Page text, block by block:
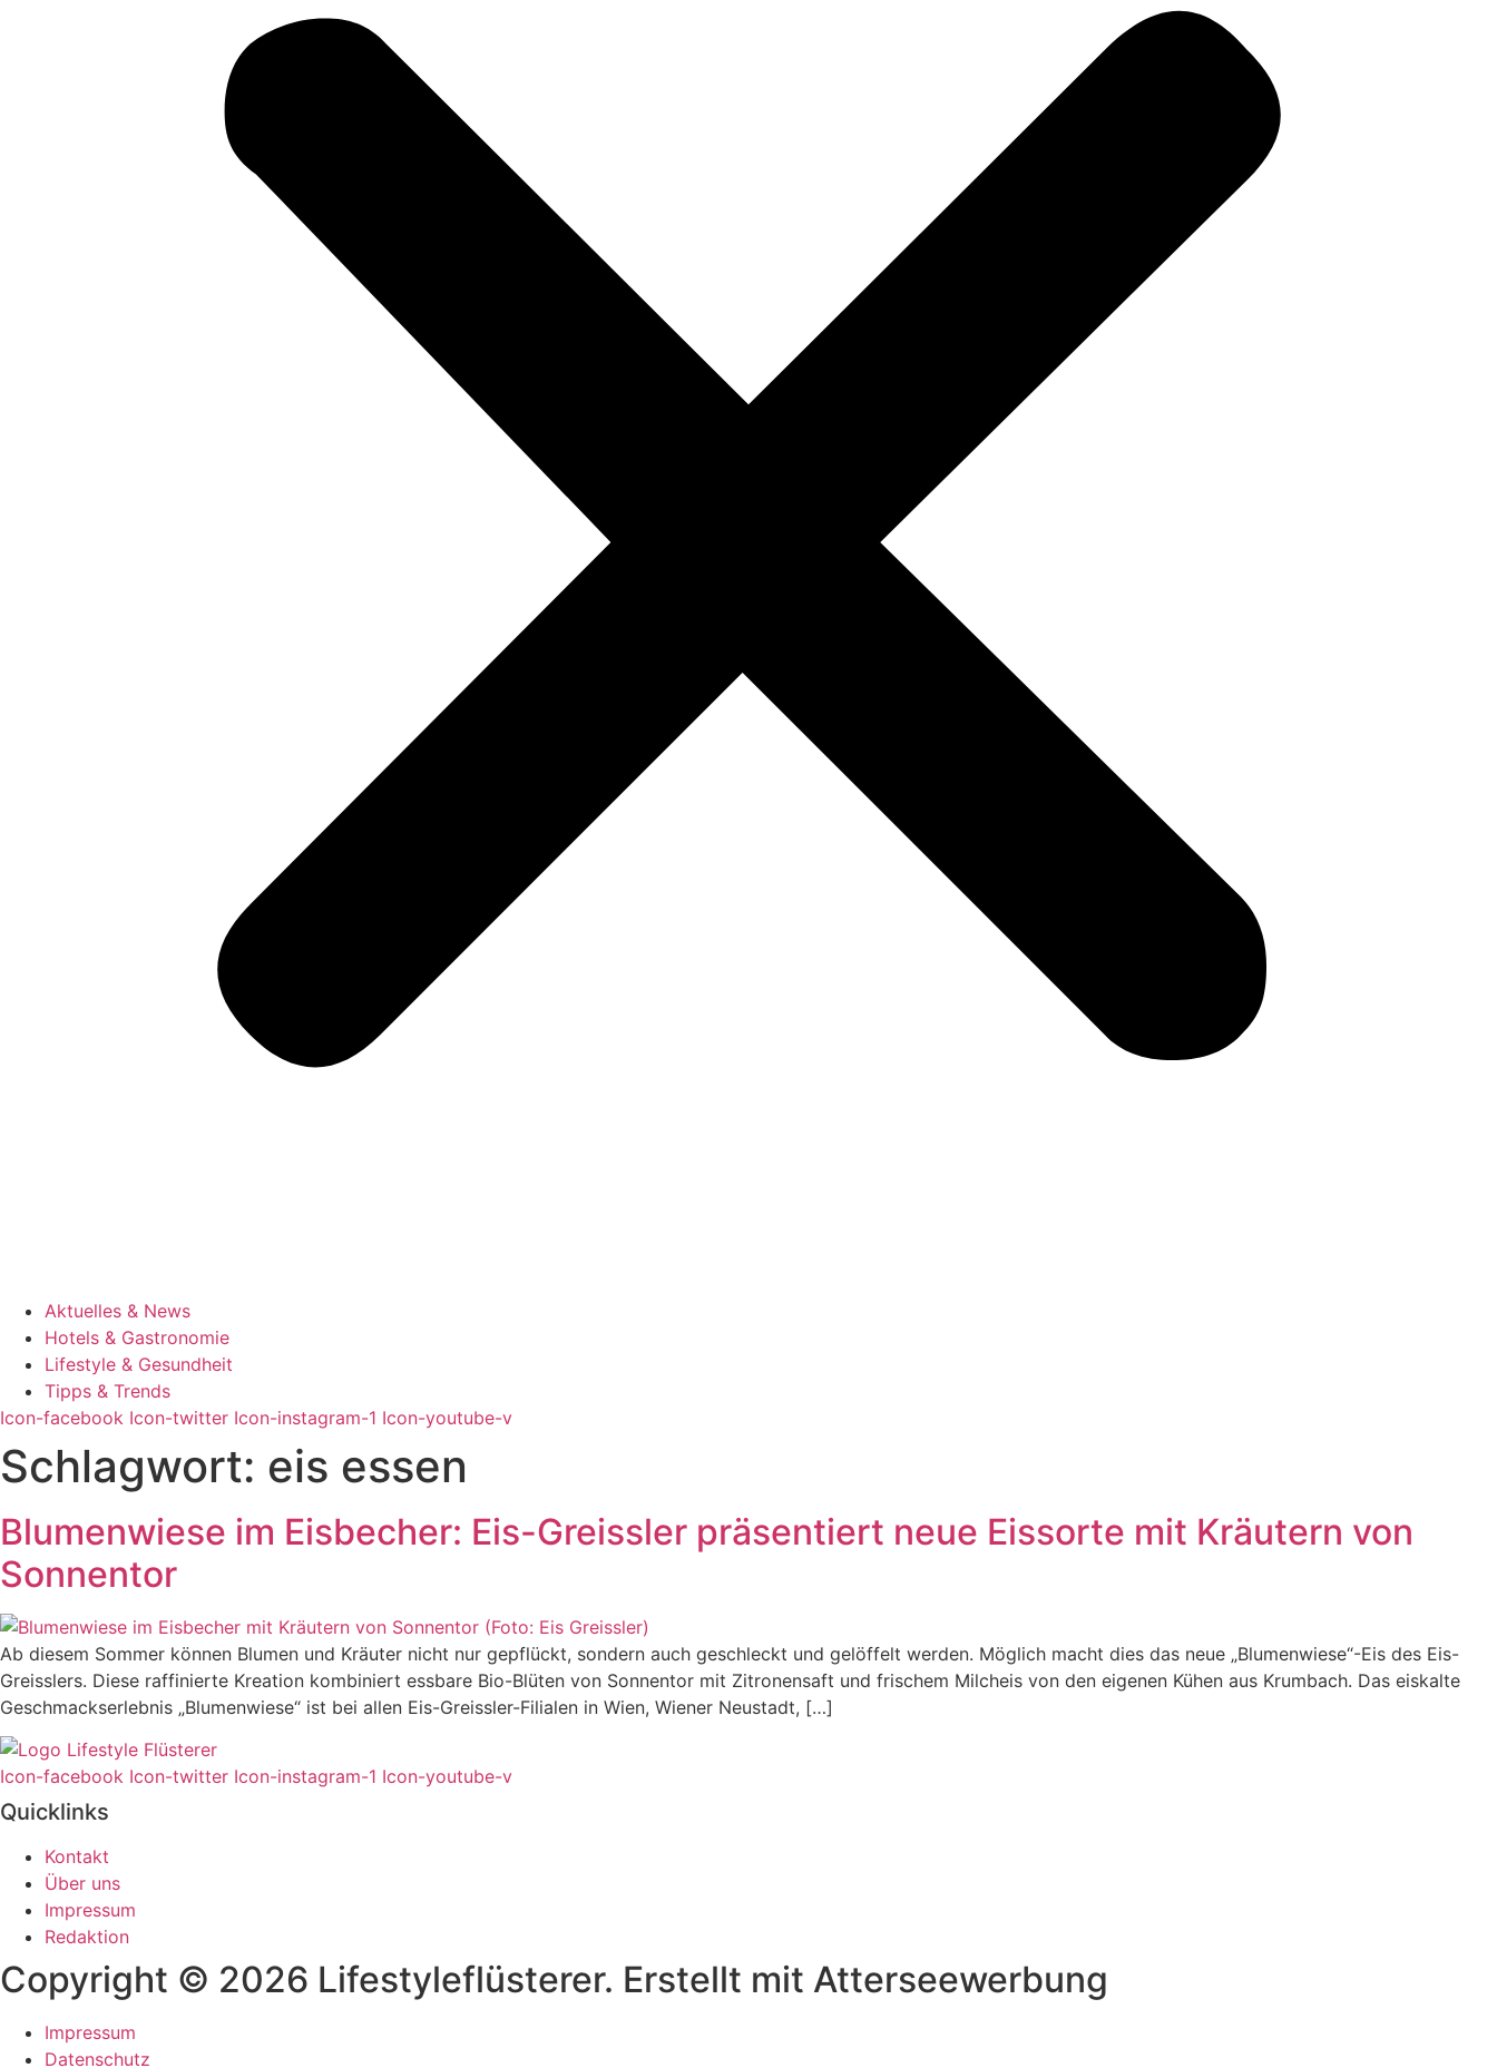
Aktuelles & News
Hotels & Gastronomie
Lifestyle & Gesundheit
Tipps & Trends
Icon-facebook Icon-twitter Icon-instagram-1 Icon-youtube-v
Schlagwort: eis essen
Blumenwiese im Eisbecher: Eis-Greissler präsentiert neue Eissorte mit Kräutern von
Sonnentor
Ab diesem Sommer können Blumen und Kräuter nicht nur gepflückt, sondern auch geschleckt und gelöffelt werden. Möglich macht dies das neue „Blumenwiese“-Eis des Eis-
Greisslers. Diese raffinierte Kreation kombiniert essbare Bio-Blüten von Sonnentor mit Zitronensaft und frischem Milcheis von den eigenen Kühen aus Krumbach. Das eiskalte
Geschmackserlebnis „Blumenwiese“ ist bei allen Eis-Greissler-Filialen in Wien, Wiener Neustadt, […]
Icon-facebook Icon-twitter Icon-instagram-1 Icon-youtube-v
Quicklinks
Kontakt
Über uns
Impressum
Redaktion
Copyright © 2026 Lifestyleflüsterer. Erstellt mit Atterseewerbung
Impressum
Datenschutz